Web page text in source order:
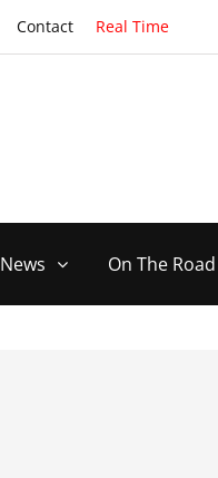
Contact Real Time
News On The Road